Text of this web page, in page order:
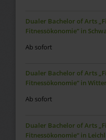
Dualer Bachelor of Arts
Fitnessökonomie“ in
Ab sofort
Dualer Bachelor of Arts
Fitnessökonomie“ in
Ab sofort
Dualer Bachelor of Arts
Fitnessökonomie“ in